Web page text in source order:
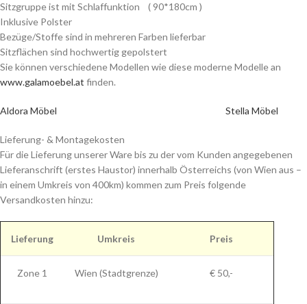
Sitzgruppe ist mit Schlaffunktion ( 90*180cm )
Inklusive Polster
Bezüge/Stoffe sind in mehreren Farben lieferbar
Sitzflächen sind hochwertig gepolstert
Sie können verschiedene Modellen wie diese moderne Modelle an
www.galamoebel.at finden.
Aldora Möbel Stella Möbel
Lieferung- & Montagekosten
Für die Lieferung unserer Ware bis zu der vom Kunden angegebenen
Lieferanschrift (erstes Haustor) innerhalb Österreichs (von Wien aus –
in einem Umkreis von 400km) kommen zum Preis folgende
Versandkosten hinzu:
Lieferung Umkreis Preis
Zone 1 Wien (Stadtgrenze) € 50,-